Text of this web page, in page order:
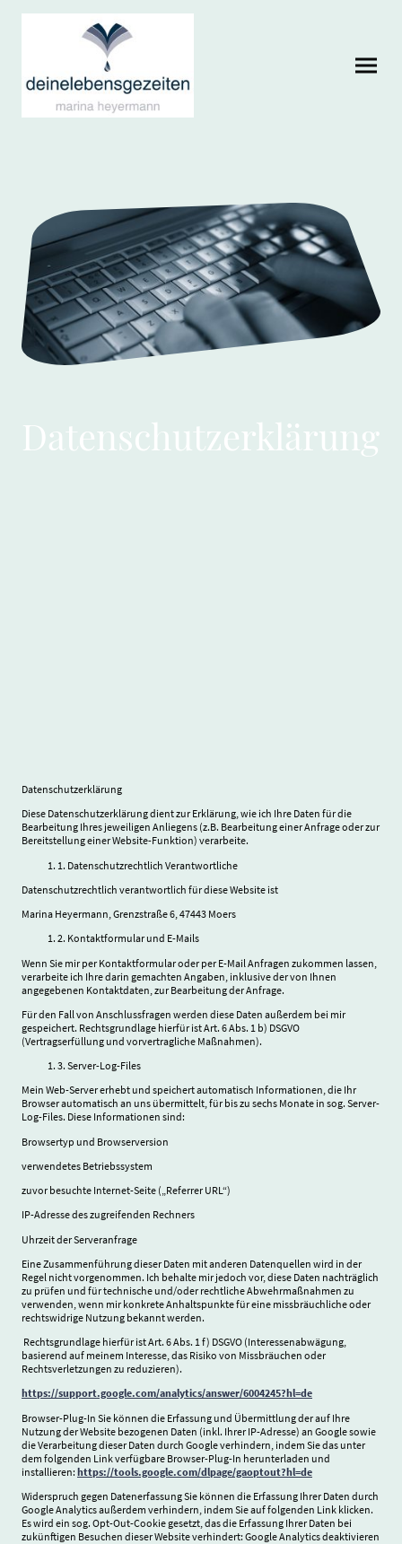
Datenschutzerklärung
Datenschutzerklärung
Diese Datenschutzerklärung dient zur Erklärung, wie ich Ihre Daten für die
Bearbeitung Ihres jeweiligen Anliegens (z.B. Bearbeitung einer Anfrage oder zur
Bereitstellung einer Website-Funktion) verarbeite.
1. Datenschutzrechtlich Verantwortliche
Datenschutzrechtlich verantwortlich für diese Website ist
Marina Heyermann, Grenzstraße 6, 47443 Moers
2. Kontaktformular und E-Mails
Wenn Sie mir per Kontaktformular oder per E-Mail Anfragen zukommen lassen,
verarbeite ich Ihre darin gemachten Angaben, inklusive der von Ihnen
angegebenen Kontaktdaten, zur Bearbeitung der Anfrage.
Für den Fall von Anschlussfragen werden diese Daten außerdem bei mir
gespeichert. Rechtsgrundlage hierfür ist Art. 6 Abs. 1 b) DSGVO
(Vertragserfüllung und vorvertragliche Maßnahmen).
3. Server-Log-Files
Mein Web-Server erhebt und speichert automatisch Informationen, die Ihr
Browser automatisch an uns übermittelt, für bis zu sechs Monate in sog. Server-
Log-Files. Diese Informationen sind:
Browsertyp und Browserversion
verwendetes Betriebssystem
zuvor besuchte Internet-Seite („Referrer URL“)
IP-Adresse des zugreifenden Rechners
Uhrzeit der Serveranfrage
Eine Zusammenführung dieser Daten mit anderen Datenquellen wird in der
Regel nicht vorgenommen. Ich behalte mir jedoch vor, diese Daten nachträglich
zu prüfen und für technische und/oder rechtliche Abwehrmaßnahmen zu
verwenden, wenn mir konkrete Anhaltspunkte für eine missbräuchliche oder
rechtswidrige Nutzung bekannt werden.
Rechtsgrundlage hierfür ist Art. 6 Abs. 1 f) DSGVO (Interessenabwägung,
basierend auf meinem Interesse, das Risiko von Missbräuchen oder
Rechtsverletzungen zu reduzieren).
https://support.google.com/analytics/answer/6004245?hl=de
Browser-Plug-In Sie können die Erfassung und Übermittlung der auf Ihre
Nutzung der Website bezogenen Daten (inkl. Ihrer IP-Adresse) an Google sowie
die Verarbeitung dieser Daten durch Google verhindern, indem Sie das unter
dem folgenden Link verfügbare Browser-Plug-In herunterladen und
installieren: https://tools.google.com/dlpage/gaoptout?hl=de
Widerspruch gegen Datenerfassung Sie können die Erfassung Ihrer Daten durch
Google Analytics außerdem verhindern, indem Sie auf folgenden Link klicken.
Es wird ein sog. Opt-Out-Cookie gesetzt, das die Erfassung Ihrer Daten bei
zukünftigen Besuchen dieser Website verhindert: Google Analytics deaktivieren